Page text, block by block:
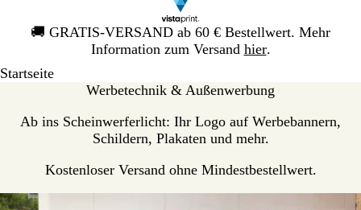
🚚 GRATIS-VERSAND ab 60 € Bestellwert. Mehr
Information zum Versand hier.
Galeriebild
1
Startseite
Werbetechnik & Außenwerbung
Ab ins Scheinwerferlicht: Ihr Logo auf Werbebannern,
Schildern, Plakaten und mehr.
Kostenloser Versand ohne Mindestbestellwert.